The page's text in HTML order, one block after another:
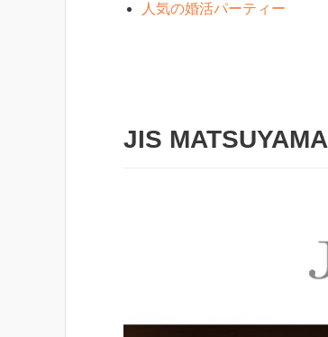
人気の婚活パーティー
JIS MATSUYAMA